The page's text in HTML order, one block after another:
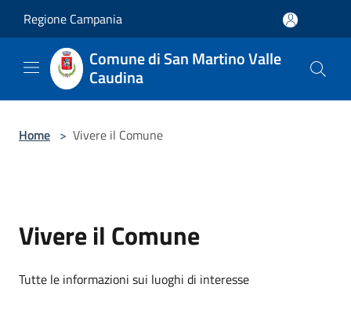
Regione Campania
Comune di San Martino Valle
Caudina
Home > Vivere il Comune
Vivere il Comune
Tutte le informazioni sui luoghi di interesse